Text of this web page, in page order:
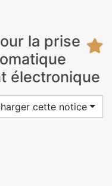
la prise
électronique
cette notice